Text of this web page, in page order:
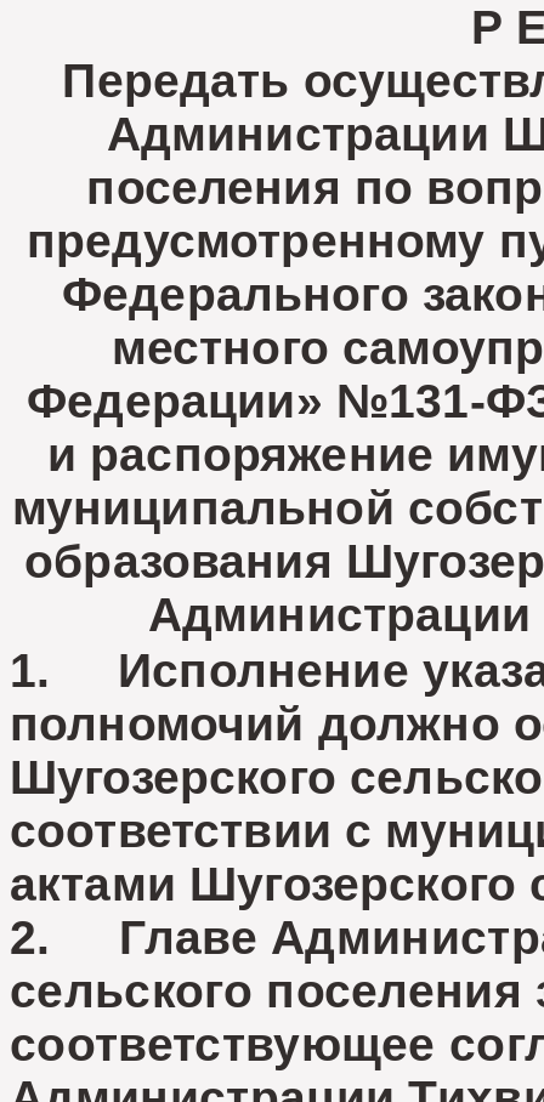
Р
Передать
Администрации
поселения по
предусмотренному
Федерального
местного
Федерации» №131-
и распоряжение
муниципальной
образования
Администрации
1. Исполнение
полномочий должно
Шугозерского
соответствии с
актами Шугозерского
2. Главе
сельского поселения
соответствующее